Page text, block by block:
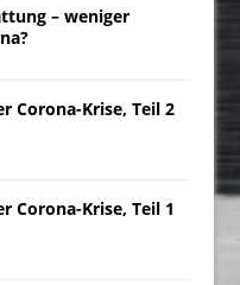
– weniger
Corona-Krise, Teil 2
Corona-Krise, Teil 1